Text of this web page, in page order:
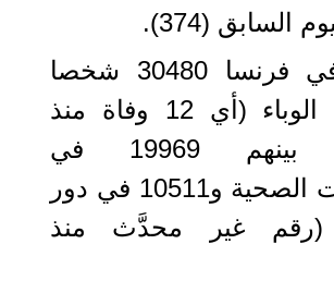
السابق (374).
وتوفي في فرنسا 30480 شخصا
منذ بداية الوباء (أي 12 وفاة منذ
الأربعاء)، بينهم 19969 في
المؤسسات الصحية و10511 في دور
(رقم غير محدَّث منذ